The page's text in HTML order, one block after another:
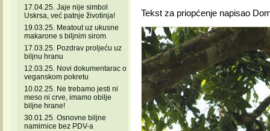
17.04.25. Jaje nije simbol
Uskrsa, već patnje životinja!
19.03.25. Meatout uz ukusne
makarone s biljnim sirom
17.03.25. Pozdrav proljeću uz
biljnu hranu
12.03.25. Novi dokumentarac o
veganskom pokretu
10.02.25. Ne trebamo jesti ni
meso ni crve, imamo obilje
biljne hrane!
30.01.25. Osnovne biljne
namirnice bez PDV-a
Tekst za priopćenje napisao